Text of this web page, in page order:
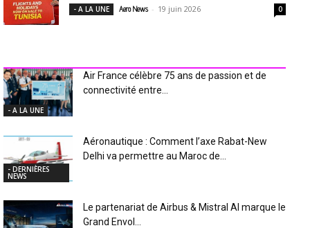
- A LA UNE Aero News - 19 juin 2026 0
- A LA UNE
Air France célèbre 75 ans de passion et de
connectivité entre...
- DERNIÈRES
NEWS
Aéronautique : Comment l’axe Rabat-New
Delhi va permettre au Maroc de...
Le partenariat de Airbus & Mistral AI marque le
Grand Envol...